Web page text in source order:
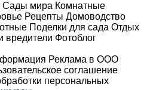
Сады мира Комнатные
Рецепты Домоводство
Поделки для сада Отдых
вредители Фотоблог
Реклама в ООО
соглашение
персональных